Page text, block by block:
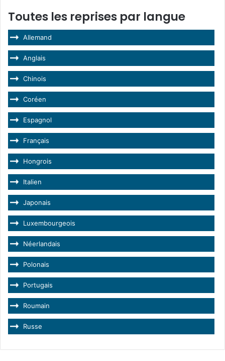
Toutes les reprises par langue
Allemand
Anglais
Chinois
Coréen
Espagnol
Français
Hongrois
Italien
Japonais
Luxembourgeois
Néerlandais
Polonais
Portugais
Roumain
Russe